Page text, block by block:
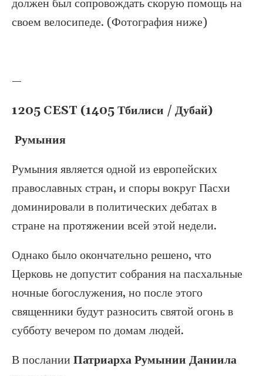
должен был сопровождать скорую помощь на
своем велосипеде. (Фотография ниже)
—
1205 CEST (1405 Тбилиси / Дубай)
Румыния
Румыния является одной из европейских
православных стран, и споры вокруг Пасхи
доминировали в политических дебатах в
стране на протяжении всей этой недели.
Однако было окончательно решено, что
Церковь не допустит собрания на пасхальные
ночные богослужения, но после этого
священники будут разносить святой огонь в
субботу вечером по домам людей.
В послании Патриарха Румынии Даниила